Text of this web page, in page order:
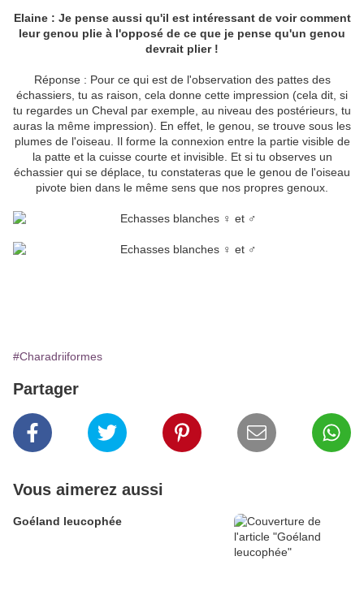
Elaine : Je pense aussi qu'il est intéressant de voir comment
leur genou plie à l'opposé de ce que je pense qu'un genou
devrait plier !
Réponse : Pour ce qui est de l'observation des pattes des
échassiers, tu as raison, cela donne cette impression (cela dit, si
tu regardes un Cheval par exemple, au niveau des postérieurs, tu
auras la même impression). En effet, le genou, se trouve sous les
plumes de l'oiseau. Il forme la connexion entre la partie visible de
la patte et la cuisse courte et invisible. Et si tu observes un
échassier qui se déplace, tu constateras que le genou de l'oiseau
pivote bien dans le même sens que nos propres genoux.
#Charadriiformes
Partager
Vous aimerez aussi
Goéland leucophée